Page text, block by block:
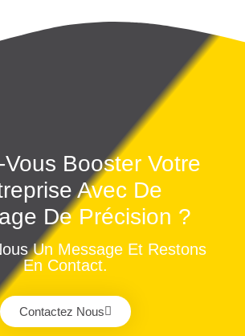
Booster Votre
Avec De
De Précision ?
Un Message Et Restons
En Contact.
Contactez Nous